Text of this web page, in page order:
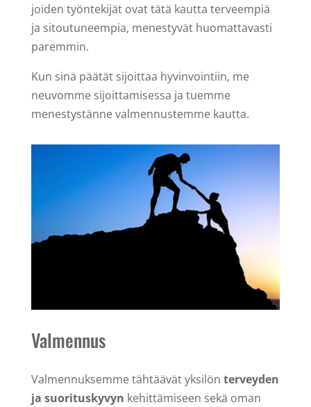
joiden työntekijät ovat tätä kautta terveempiä
ja sitoutuneempia, menestyvät huomattavasti
paremmin.
Kun sinä päätät sijoittaa hyvinvointiin, me
neuvomme sijoittamisessa ja tuemme
menestystänne valmennustemme kautta.
Valmennus
Valmennuksemme tähtäävät yksilön terveyden
ja suorituskyvyn kehittämiseen sekä oman